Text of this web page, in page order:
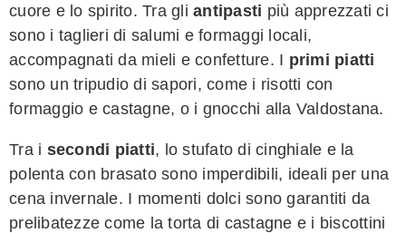
cuore e lo spirito. Tra gli antipasti più apprezzati ci
sono i taglieri di salumi e formaggi locali,
accompagnati da mieli e confetture. I primi piatti
sono un tripudio di sapori, come i risotti con
formaggio e castagne, o i gnocchi alla Valdostana.
Tra i secondi piatti, lo stufato di cinghiale e la
polenta con brasato sono imperdibili, ideali per una
cena invernale. I momenti dolci sono garantiti da
prelibatezze come la torta di castagne e i biscottini